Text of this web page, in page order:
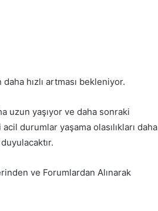
hızlı artması bekleniyor.
uzun yaşıyor ve daha sonraki
durumlar yaşama olasılıkları daha
ve Forumlardan Alınarak